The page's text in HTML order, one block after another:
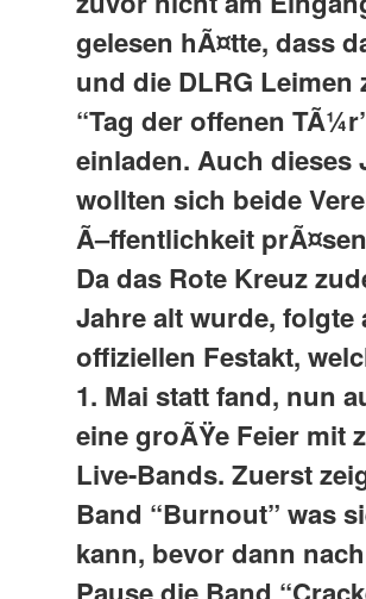
gelesen hÃ¤tte, dass
und die DLRG Leimen
“Tag der offenen
einladen. Auch dieses
wollten sich beide
Ã–ffentlichkeit
Da das Rote Kreuz
Jahre alt wurde, folgte
offiziellen Festakt,
1. Mai statt fand, nun
eine groÃŸe Feier mit
Live-Bands. Zuerst
Band “Burnout” was
kann, bevor dann